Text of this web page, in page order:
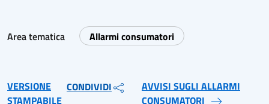
Area tematica Allarmi consumatori
VERSIONE
STAMPABILE
CONDIVIDI
AVVISI SUGLI ALLARMI
CONSUMATORI